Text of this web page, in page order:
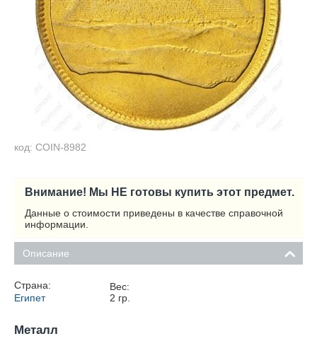
код: COIN-8982
Внимание! Мы НЕ готовы купить этот предмет.
Данные о стоимости приведены в качестве справочной
информации.
Описание
Страна:
Египет
Вес:
2 гр.
Металл